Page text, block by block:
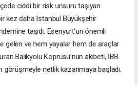
ciddi bir risk unsuru taşıyan
kez daha İstanbul Büyükşehir
taşıdı. Esenyurt’un önemli
gelen ve hem yayalar hem de araçlar
Balıkyolu Köprüsü’nün akıbeti, İBB
görüşmeyle netlik kazanmaya başladı.